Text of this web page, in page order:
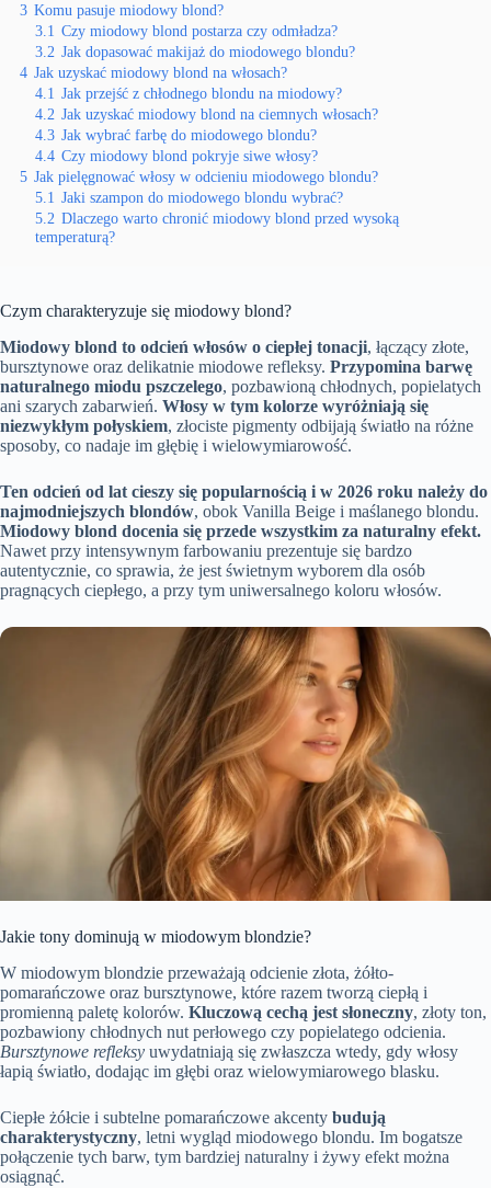
3 Komu pasuje miodowy blond?
3.1 Czy miodowy blond postarza czy odmładza?
3.2 Jak dopasować makijaż do miodowego blondu?
4 Jak uzyskać miodowy blond na włosach?
4.1 Jak przejść z chłodnego blondu na miodowy?
4.2 Jak uzyskać miodowy blond na ciemnych włosach?
4.3 Jak wybrać farbę do miodowego blondu?
4.4 Czy miodowy blond pokryje siwe włosy?
5 Jak pielęgnować włosy w odcieniu miodowego blondu?
5.1 Jaki szampon do miodowego blondu wybrać?
5.2 Dlaczego warto chronić miodowy blond przed wysoką
temperaturą?
Czym charakteryzuje się miodowy blond?
Miodowy blond to odcień włosów o ciepłej tonacji, łączący złote,
bursztynowe oraz delikatnie miodowe refleksy. Przypomina barwę
naturalnego miodu pszczelego, pozbawioną chłodnych, popielatych
ani szarych zabarwień. Włosy w tym kolorze wyróżniają się
niezwykłym połyskiem, złociste pigmenty odbijają światło na różne
sposoby, co nadaje im głębię i wielowymiarowość.
Ten odcień od lat cieszy się popularnością i w 2026 roku należy do
najmodniejszych blondów, obok Vanilla Beige i maślanego blondu.
Miodowy blond docenia się przede wszystkim za naturalny efekt.
Nawet przy intensywnym farbowaniu prezentuje się bardzo
autentycznie, co sprawia, że jest świetnym wyborem dla osób
pragnących ciepłego, a przy tym uniwersalnego koloru włosów.
Jakie tony dominują w miodowym blondzie?
W miodowym blondzie przeważają odcienie złota, żółto-
pomarańczowe oraz bursztynowe, które razem tworzą ciepłą i
promienną paletę kolorów. Kluczową cechą jest słoneczny, złoty ton,
pozbawiony chłodnych nut perłowego czy popielatego odcienia.
Bursztynowe refleksy uwydatniają się zwłaszcza wtedy, gdy włosy
łapią światło, dodając im głębi oraz wielowymiarowego blasku.
Ciepłe żółcie i subtelne pomarańczowe akcenty budują
charakterystyczny, letni wygląd miodowego blondu. Im bogatsze
połączenie tych barw, tym bardziej naturalny i żywy efekt można
osiągnąć.